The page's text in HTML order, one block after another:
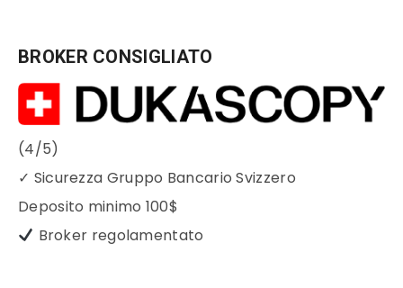
BROKER CONSIGLIATO
(4/5)
✓ Sicurezza Gruppo Bancario Svizzero
Deposito minimo 100$
Broker regolamentato